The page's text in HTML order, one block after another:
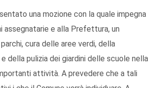
una mozione con la quale impegna
assegnatarie e alla Prefettura, un
cura delle aree verdi, della
della pulizia dei giardini delle scuole nella
attività. A prevedere che a tali